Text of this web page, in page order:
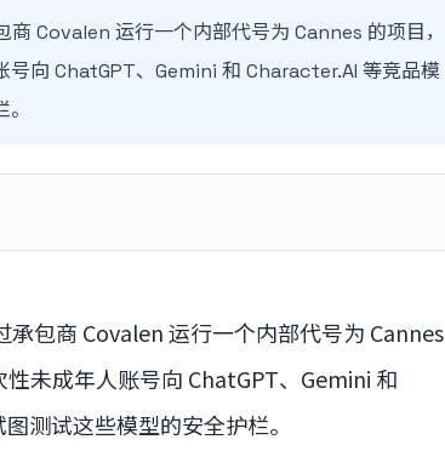
Covalen 运行一个内部代号为 Cannes 的项目，
向 ChatGPT、Gemini 和 Character.AI 等竞品模
包商 Covalen 运行一个内部代号为 Cannes
性未成年人账号向 ChatGPT、Gemini 和
测试这些模型的安全护栏。